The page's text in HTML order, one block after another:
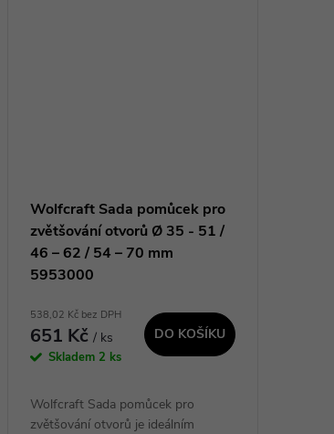
Wolfcraft Sada pomůcek pro
zvětšování otvorů Ø 35 - 51 /
46 – 62 / 54 – 70 mm
5953000
538,02 Kč bez DPH
651 Kč / ks
Skladem 2 ks
DO KOŠÍKU
Wolfcraft Sada pomůcek pro
zvětšování otvorů je ideálním